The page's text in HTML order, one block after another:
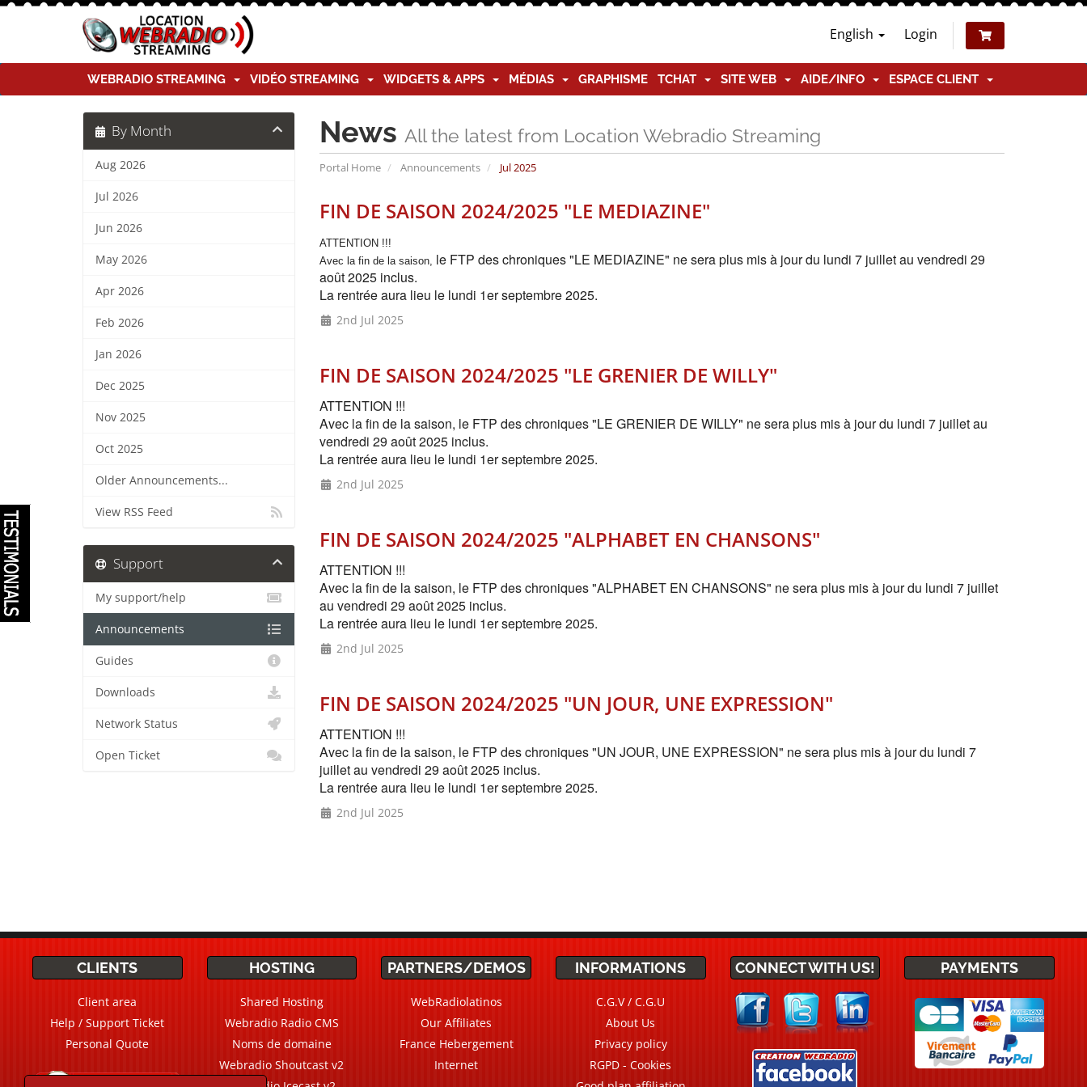
English Login
WEBRADIO STREAMING VIDÉO STREAMING WIDGETS & APPS MÉDIAS GRAPHISME TCHAT SITE WEB AIDE/INFO ESPACE CLIENT
News All the latest from Location Webradio Streaming
Portal Home Announcements Jul 2025
By Month
Aug 2026
Jul 2026
Jun 2026
May 2026
Apr 2026
Feb 2026
Jan 2026
Dec 2025
Nov 2025
Oct 2025
Older Announcements...
View RSS Feed
FIN DE SAISON 2024/2025 "LE MEDIAZINE"
ATTENTION !!!
Avec la fin de la saison, le FTP des chroniques "LE MEDIAZINE" ne sera plus mis à jour du lundi 7 juillet au vendredi 29
août 2025 inclus.
La rentrée aura lieu le lundi 1er septembre 2025.
2nd Jul 2025
FIN DE SAISON 2024/2025 "LE GRENIER DE WILLY"
ATTENTION !!!
Avec la fin de la saison, le FTP des chroniques "LE GRENIER DE WILLY" ne sera plus mis à jour du lundi 7 juillet au
vendredi 29 août 2025 inclus.
La rentrée aura lieu le lundi 1er septembre 2025.
2nd Jul 2025
FIN DE SAISON 2024/2025 "ALPHABET EN CHANSONS"
ATTENTION !!!
Avec la fin de la saison, le FTP des chroniques "ALPHABET EN CHANSONS" ne sera plus mis à jour du lundi 7 juillet
au vendredi 29 août 2025 inclus.
La rentrée aura lieu le lundi 1er septembre 2025.
2nd Jul 2025
FIN DE SAISON 2024/2025 "UN JOUR, UNE EXPRESSION"
ATTENTION !!!
Avec la fin de la saison, le FTP des chroniques "UN JOUR, UNE EXPRESSION" ne sera plus mis à jour du lundi 7
juillet au vendredi 29 août 2025 inclus.
La rentrée aura lieu le lundi 1er septembre 2025.
2nd Jul 2025
Support
My support/help
Announcements
Guides
Downloads
Network Status
Open Ticket
CLIENTS
Client area
Help / Support Ticket
Personal Quote
HOSTING
Shared Hosting
Webradio Radio CMS
Noms de domaine
Webradio Shoutcast v2
PARTNERS/DEMOS
WebRadiolatinos
Our Affiliates
France Hebergement
Internet
INFORMATIONS
C.G.V / C.G.U
About Us
Privacy policy
RGPD - Cookies
CONNECT WITH US! PAYMENTS